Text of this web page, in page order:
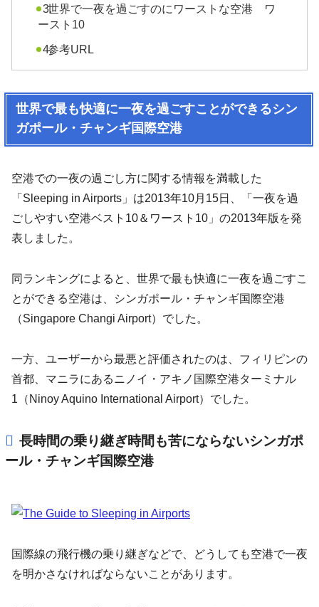
世界で一夜を過ごすのにワーストな空港 ワ
ースト10
参考URL
世界で最も快適に一夜を過ごすことができるシン
ガポール・チャンギ国際空港
空港での一夜の過ごし方に関する情報を満載した
「Sleeping in Airports」は2013年10月15日、「一夜を過
ごしやすい空港ベスト10＆ワースト10」の2013年版を発
表しました。
同ランキングによると、世界で最も快適に一夜を過ごすこ
とができる空港は、シンガポール・チャンギ国際空港
（Singapore Changi Airport）でした。
一方、ユーザーから最悪と評価されたのは、フィリピンの
首都、マニラにあるニノイ・アキノ国際空港ターミナル
1（Ninoy Aquino International Airport）でした。
長時間の乗り継ぎ時間も苦にならないシンガポ
ール・チャンギ国際空港
国際線の飛行機の乗り継ぎなどで、どうしても空港で一夜
を明かさなければならないことがあります。